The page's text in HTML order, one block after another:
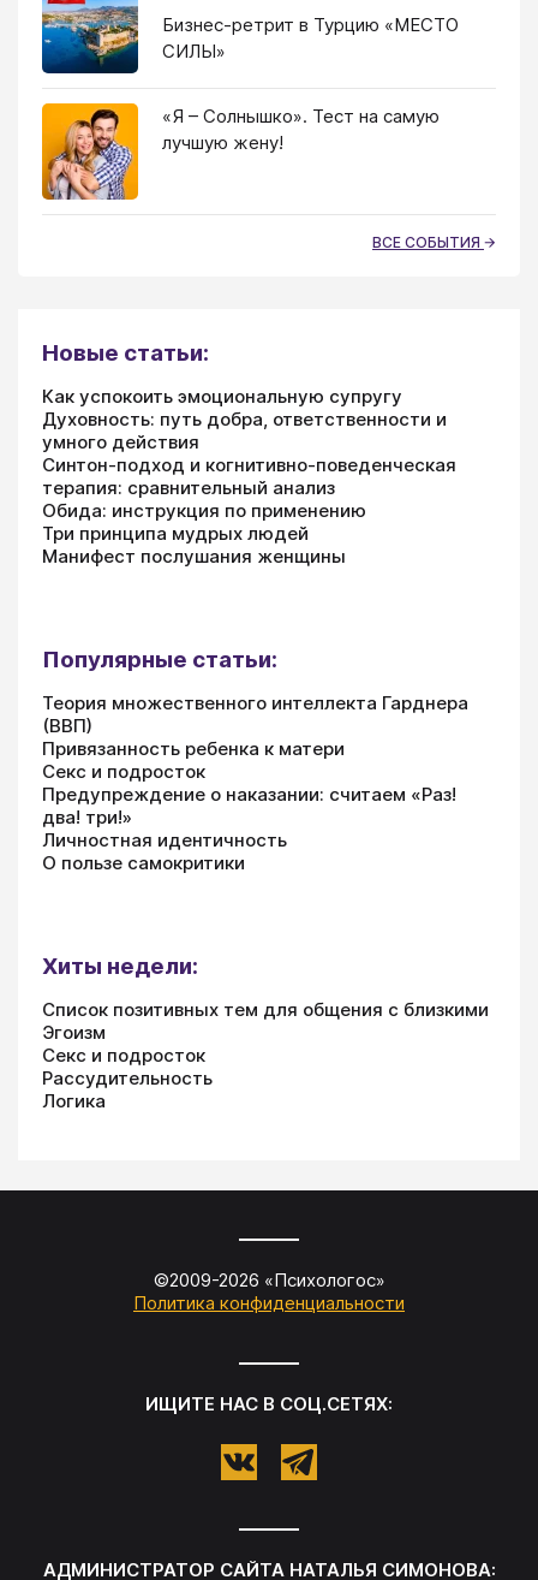
Бизнес-ретрит в Турцию «МЕСТО
СИЛЫ»
«Я – Солнышко». Тест на самую
лучшую жену!
ВСЕ СОБЫТИЯ
Новые статьи:
Как успокоить эмоциональную супругу
Духовность: путь добра, ответственности и
умного действия
Синтон-подход и когнитивно-поведенческая
терапия: сравнительный анализ
Обида: инструкция по применению
Три принципа мудрых людей
Манифест послушания женщины
Популярные статьи:
Теория множественного интеллекта Гарднера
(ВВП)
Привязанность ребенка к матери
Секс и подросток
Предупреждение о наказании: считаем «Раз!
два! три!»
Личностная идентичность
О пользе самокритики
Хиты недели:
Список позитивных тем для общения с близкими
Эгоизм
Секс и подросток
Рассудительность
Логика
©2009-2026 «Психологос»
Политика конфиденциальности
ИЩИТЕ НАС В СОЦ.СЕТЯХ:
АДМИНИСТРАТОР САЙТА НАТАЛЬЯ СИМОНОВА: